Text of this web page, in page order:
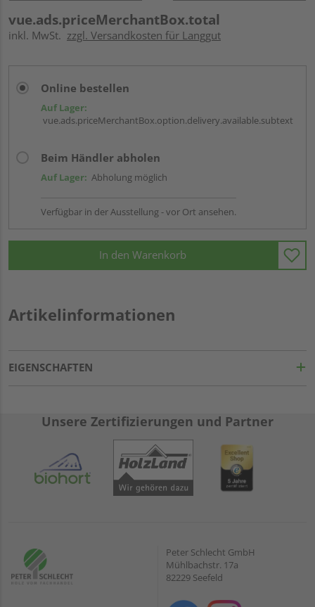
vue.ads.priceMerchantBox.total
inkl. MwSt. zzgl. Versandkosten für Langgut
Online bestellen
Auf Lager:
vue.ads.priceMerchantBox.option.delivery.available.subtext
Beim Händler abholen
Auf Lager: Abholung möglich
Verfügbar in der Ausstellung - vor Ort ansehen.
In den Warenkorb
Artikelinformationen
EIGENSCHAFTEN
Unsere Zertifizierungen und Partner
Peter Schlecht GmbH
Mühlbachstr. 17a
82229 Seefeld